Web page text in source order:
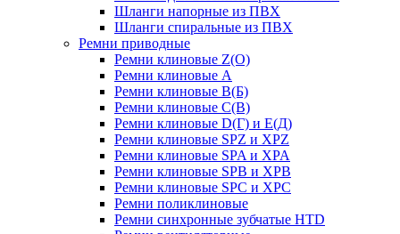
Шланги напорные из ПВХ
Шланги спиральные из ПВХ
Ремни приводные
Ремни клиновые Z(О)
Ремни клиновые А
Ремни клиновые В(Б)
Ремни клиновые С(В)
Ремни клиновые D(Г) и Е(Д)
Ремни клиновые SPZ и XPZ
Ремни клиновые SPA и XPA
Ремни клиновые SPB и XPB
Ремни клиновые SPC и XPC
Ремни поликлиновые
Ремни синхронные зубчатые HTD